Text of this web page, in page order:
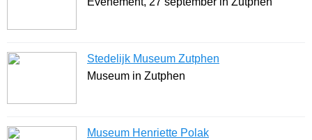
Stedelijk Museum Zutphen
Museum in Zutphen
Museum Henriette Polak